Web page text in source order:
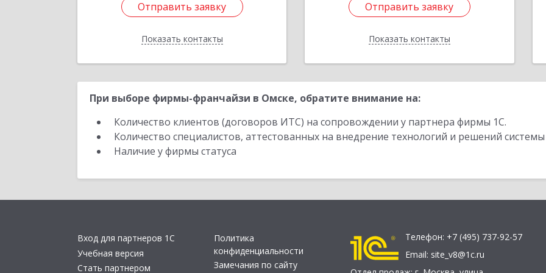
Отправить заявку
Показать контакты
Отправить заявку
Назад
Отправить заявку
Показать контакты
Отправить заявку
Назад
При выборе фирмы-франчайзи в Омске, обратите внимание на:
Количество клиентов (договоров ИТС) на сопровождении у партнера фирмы 1С.
Количество специалистов, аттестованных на внедрение технологий и решений
Наличие у фирмы статуса
Вход для партнеров 1С
Учебная версия
Стать партнером
Политика
конфиденциальности
Замечания по сайту
Телефон: +7 (495) 737-92-57
Email: site_v8@1c.ru